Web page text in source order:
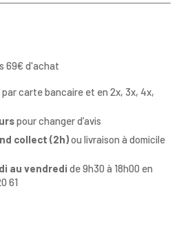
69€ d'achat
par carte bancaire et en 2x, 3x, 4x,
pour changer d’avis
collect (2h)ou livraison à domicile
au vendredi de 9h30 à 18h00 en
61